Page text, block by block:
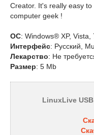
Creator. It's really easy
computer geek !
ОС: Windows® XP, Vista,
Интерфейс: Русский,
Лекарство: Не
Размер: 5 Mb
LinuxLive